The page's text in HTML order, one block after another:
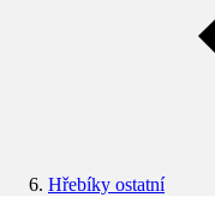
Hřebíky ostatní